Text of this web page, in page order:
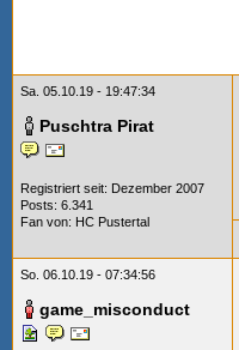
Sa. 05.10.19 - 19:47:34
Puschtra Pirat
Registriert seit: Dezember 2007
Posts: 6.341
Fan von: HC Pustertal
So. 06.10.19 - 07:34:56
game_misconduct